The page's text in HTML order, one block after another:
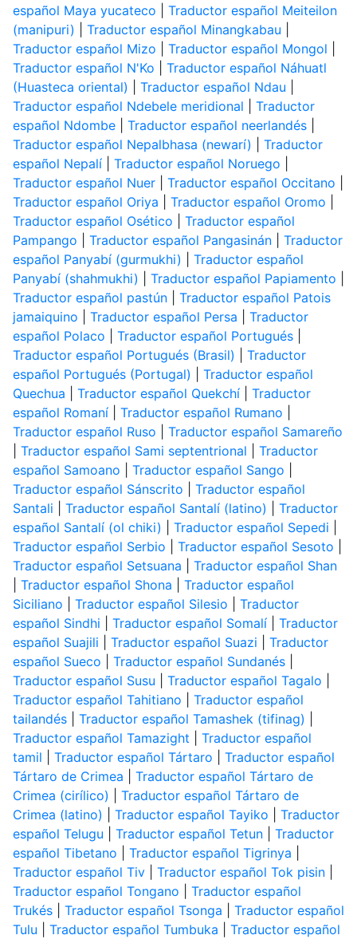
español Maya yucateco
Traductor español Meiteilon
(manipuri)
Traductor español Minangkabau
Traductor español Mizo
Traductor español Mongol
Traductor español N'Ko
Traductor español Náhuatl
(Huasteca oriental)
Traductor español Ndau
Traductor español Ndebele meridional
Traductor
español Ndombe| Traductor español neerlandés|
Traductor español Nepalbhasa (newarí)
Traductor
español Nepalí| Traductor español Noruego
Traductor español Nuer| Traductor español Occitano
Traductor español Oriya
Traductor español Oromo
Traductor español Osético
Traductor español
Pampango
Traductor español Pangasinán| Traductor
español Panyabí (gurmukhi)
Traductor español
Panyabí (shahmukhi)
Traductor español Papiamento
Traductor español pastún| Traductor español Patois
jamaiquino
Traductor español Persa
Traductor
español Polaco
Traductor español Portugués|
Traductor español Portugués (Brasil)
Traductor
español Portugués (Portugal)
Traductor español
Quechua
Traductor español Quekchí| Traductor
español Romaní| Traductor español Rumano
Traductor español Ruso
Traductor español Samareño
Traductor español Sami septentrional
Traductor
español Samoano
Traductor español Sango
Traductor español Sánscrito
Traductor español
Santali
Traductor español Santalí (latino)
Traductor
español Santalí (ol chiki)
Traductor español Sepedi
Traductor español Serbio
Traductor español Sesoto
Traductor español Setsuana
Traductor español Shan
Traductor español Shona
Traductor español
Siciliano
Traductor español Silesio
Traductor
español Sindhi
Traductor español Somalí| Traductor
español Suajili
Traductor español Suazi
Traductor
español Sueco
Traductor español Sundanés|
Traductor español Susu
Traductor español Tagalo
Traductor español Tahitiano
Traductor español
tailandés| Traductor español Tamashek (tifinag)
Traductor español Tamazight
Traductor español
tamil
Traductor español Tártaro
Traductor español
Tártaro de Crimea
Traductor español Tártaro de
Crimea (cirílico)
Traductor español Tártaro de
Crimea (latino)
Traductor español Tayiko
Traductor
español Telugu
Traductor español Tetun| Traductor
español Tibetano
Traductor español Tigrinya
Traductor español Tiv| Traductor español Tok pisin|
Traductor español Tongano
Traductor español
Trukés| Traductor español Tsonga
Traductor español
Tulu
Traductor español Tumbuka Traductor español